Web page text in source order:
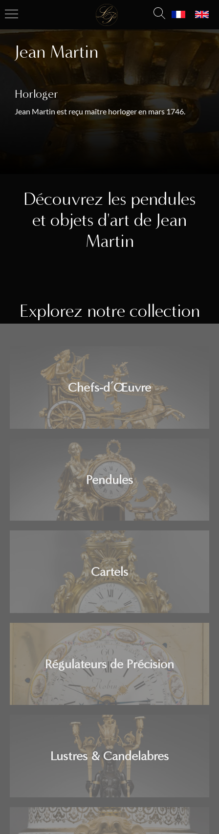
Jean Martin
Horloger
Jean Martin est reçu maître horloger en mars 1746.
Découvrez les pendules
et objets d'art de Jean
Martin
Explorez notre collection
Chefs-d’Œuvre
Pendules
Cartels
Régulateurs de Précision
Lustres & Candelabres